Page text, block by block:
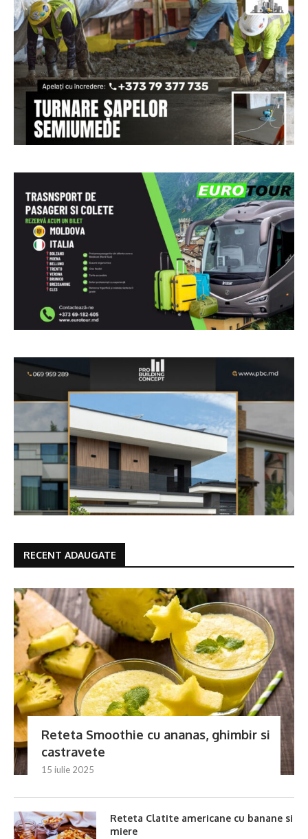
RECENT ADAUGATE
Reteta Smoothie cu ananas, ghimbir si
castravete
15 iulie 2025
Reteta Clatite americane cu banane si
miere